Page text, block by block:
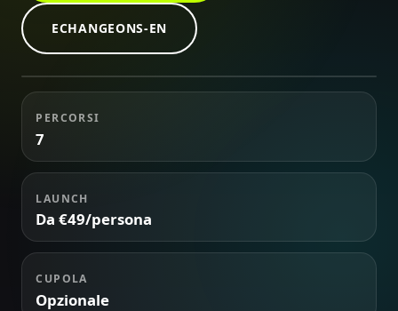
ECHANGEONS-EN
Crisis Mission
84
Schermo, telefoni e team nella stessa storia.
PERCORSI
7
LAUNCH
Da €49/persona
CUPOLA
Opzionale